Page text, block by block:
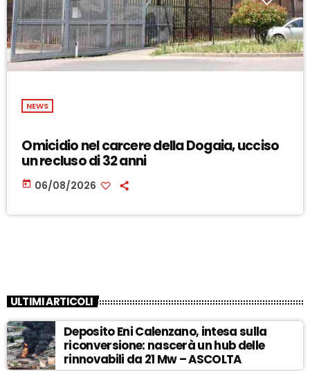
NEWS
Omicidio nel carcere della Dogaia, ucciso
un recluso di 32 anni
today 06/08/2026
ULTIMI ARTICOLI
Deposito Eni Calenzano, intesa sulla
riconversione: nascerà un hub delle
rinnovabili da 21 Mw – ASCOLTA